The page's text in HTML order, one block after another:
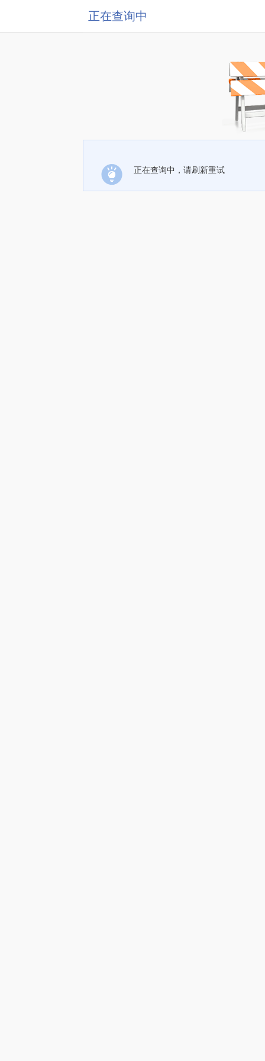
正在查询中
正在查询中，请刷新重试